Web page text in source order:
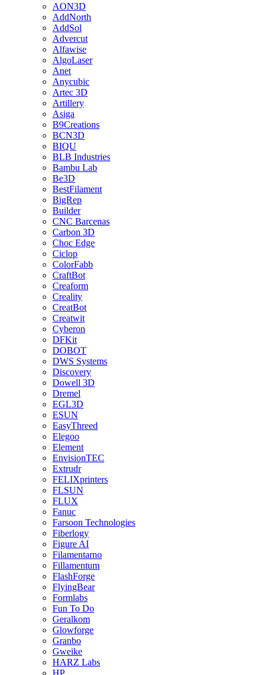
AON3D
AddNorth
AddSol
Advercut
Alfawise
AlgoLaser
Anet
Anycubic
Artec 3D
Artillery
Asiga
B9Creations
BCN3D
BIQU
BLB Industries
Bambu Lab
Be3D
BestFilament
BigRep
Builder
CNC Barcenas
Carbon 3D
Choc Edge
Ciclop
ColorFabb
CraftBot
Creaform
Creality
CreatBot
Creatwit
Cyberon
DFKit
DOBOT
DWS Systems
Discovery
Dowell 3D
Dremel
EGL3D
ESUN
EasyThreed
Elegoo
Element
EnvisionTEC
Extrudr
FELIXprinters
FLSUN
FLUX
Fanuc
Farsoon Technologies
Fiberlogy
Figure AI
Filamentarno
Fillamentum
FlashForge
FlyingBear
Formlabs
Fun To Do
Geralkom
Glowforge
Granbo
Gweike
HARZ Labs
HP